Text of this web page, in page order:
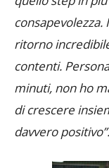
ritorno
contenti.
minuti, non ho
di crescere
davvero positivo”.